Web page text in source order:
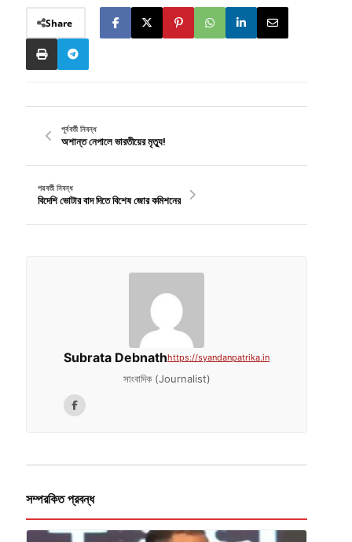
Share
পূর্ববর্তী নিবন্ধ
অশান্ত নেপালে ভারতীয়ের মৃত্যু!
পরবর্তী নিবন্ধ
বিদেশি ভোটার বাদ দিতে বিশেষ জোর কমিশনের
Subrata Debnathhttps://syandanpatrika.in
সাংবাদিক (Journalist)
সম্পরকিত প্রবন্ধ